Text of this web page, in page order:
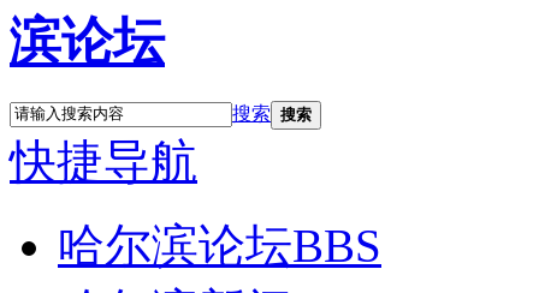
搜索 搜索
快捷导航
哈尔滨论坛BBS